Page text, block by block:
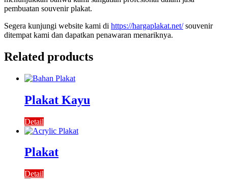
pembuatan souvenir plakat.
Segera kunjungi website kami di https://hargaplakat.net/souvenir
ditempat kami dan dapatkan penawaran menariknya.
Related products
Plakat Kayu
Detail
Plakat
Detail